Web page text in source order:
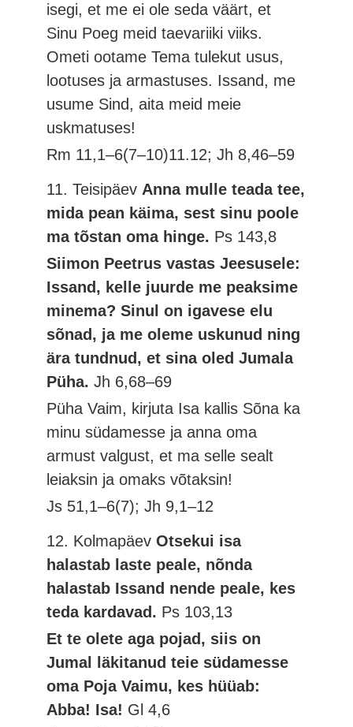
isegi, et me ei ole seda väärt, et
Sinu Poeg meid taevariiki viiks.
Ometi ootame Tema tulekut usus,
lootuses ja armastuses. Issand, me
usume Sind, aita meid meie
uskmatuses!
Rm 11,1–6(7–10)11.12; Jh 8,46–59
11. Teisipäev Anna mulle teada tee,
mida pean käima, sest sinu poole
ma tõstan oma hinge. Ps 143,8
Siimon Peetrus vastas Jeesusele:
Issand, kelle juurde me peaksime
minema? Sinul on igavese elu
sõnad, ja me oleme uskunud ning
ära tundnud, et sina oled Jumala
Püha.Jh 6,68–69
Püha Vaim, kirjuta Isa kallis Sõna ka
minu südamesse ja anna oma
armust valgust, et ma selle sealt
leiaksin ja omaks võtaksin!
Js 51,1–6(7); Jh 9,1–12
12. KolmapäevOtsekui isa
halastab laste peale, nõnda
halastab Issand nende peale, kes
teda kardavad. Ps 103,13
Et te olete aga pojad, siis on
Jumal läkitanud teie südamesse
oma Poja Vaimu, kes hüüab:
Abba! Isa! Gl 4,6